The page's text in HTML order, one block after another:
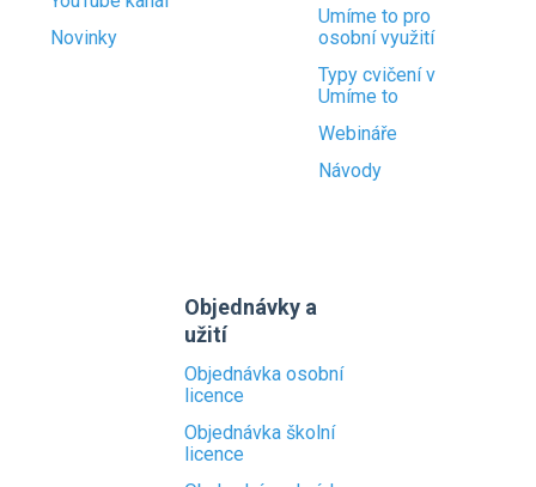
Novinky
Umíme to pro
osobní využití
Typy cvičení v
Umíme to
Webináře
Návody
Objednávky a
užití
Objednávka osobní
licence
Objednávka školní
licence